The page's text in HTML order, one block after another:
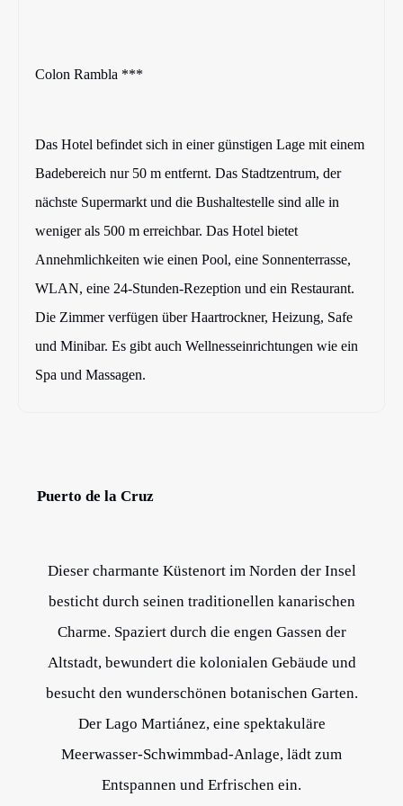
Colon Rambla ***
Das Hotel befindet sich in einer günstigen Lage mit einem
Badebereich nur 50 m entfernt. Das Stadtzentrum, der
nächste Supermarkt und die Bushaltestelle sind alle in
weniger als 500 m erreichbar. Das Hotel bietet
Annehmlichkeiten wie einen Pool, eine Sonnenterrasse,
WLAN, eine 24-Stunden-Rezeption und ein Restaurant.
Die Zimmer verfügen über Haartrockner, Heizung, Safe
und Minibar. Es gibt auch Wellnesseinrichtungen wie ein
Spa und Massagen.
Puerto de la Cruz
Dieser charmante Küstenort im Norden der Insel
besticht durch seinen traditionellen kanarischen
Charme. Spaziert durch die engen Gassen der
Altstadt, bewundert die kolonialen Gebäude und
besucht den wunderschönen botanischen Garten.
Der Lago Martiánez, eine spektakuläre
Meerwasser-Schwimmbad-Anlage, lädt zum
Entspannen und Erfrischen ein.